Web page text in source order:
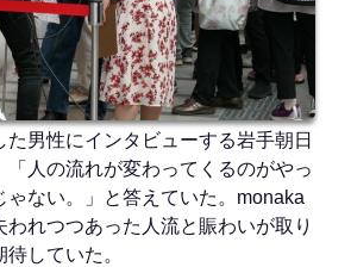
た男性にインタビューする岩手朝日
「人の流れが変わってくるのがやっ
ゃない。」と答えていた。monaka
われつつあった人流と賑わいが取り
していた。